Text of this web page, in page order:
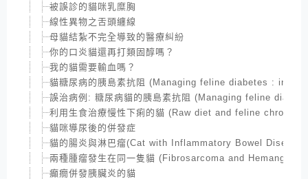
被誤診的貓咪乳糜胸
線性異物之舌頭纏線
母貓結紮不完全導致的醫療糾紛
你的口炎貓還再打類固醇嗎？
我的貓需要輸血嗎？
貓糖尿病的胰島素抗阻 (Managing feline diabetes :
誤治病例: 糖尿病貓的胰島素抗阻 (Managing feline
利用生食治療慢性下痢的貓 (Raw diet and feline chronic
貓咪導尿後的併發症
貓的腸炎與淋巴瘤(Cat with Inflammatory Bowel
兩種腫瘤發生在同一隻貓 (Fibrosarcoma and
癲癇併發胰臟炎的貓